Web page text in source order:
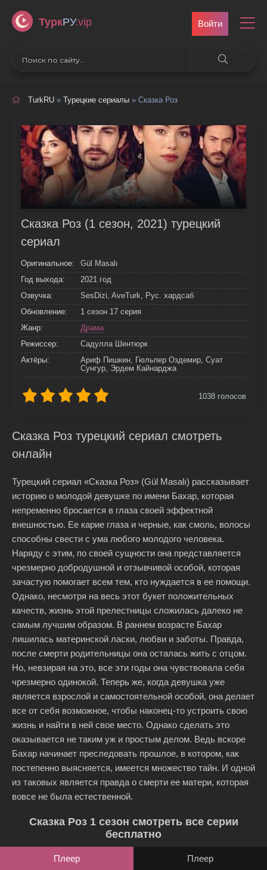
ТуркРУ.vip Войти
TurkRU » Турецкие сериалы » Сказка Роз
Сказка Роз (1 сезон, 2021) турецкий
сериал
Оригинальное:
Gül Masalı
Год выхода:
2021 год
Озвучка:
SesDizi, AveTurk, Рус. хардсаб
Обновление:
1 сезон 17 серия
Жанр:
Драма
Режиссер:
Садулла Шентюрк
Актёры:
Ариф Пишкин, Гюльпер Оздемир, Суат
Сунгур, Эрдем Кайнарджа
1038 голосов
Сказка Роз турецкий сериал смотреть
онлайн
Турецкий сериал «Сказка Роз» (Gül Masalı) рассказывает
историю о молодой девушке по имени Бахар, которая
непременно бросается в глаза своей эффектной
внешностью. Ее карие глаза и черные, как смоль, волосы
способны свести с ума любого молодого человека.
Наряду с этим, по своей сущности она представляется
чрезмерно добродушной и отзывчивой особой, которая
зачастую помогает всем тем, кто нуждается в ее помощи.
Однако, несмотря на весь этот букет положительных
качеств, жизнь этой прелестницы сложилась далеко не
самым лучшим образом. В раннем возрасте Бахар
лишилась материнской ласки, любви и заботы. Правда,
после смерти родительницы она осталась жить с отцом.
Но, невзирая на это, все эти годы она чувствовала себя
чрезмерно одинокой. Теперь же, когда девушка уже
является взрослой и самостоятельной особой, она делает
все от себя возможное, чтобы наконец-то устроить свою
жизнь и найти в ней свое место. Однако сделать это
оказывается не таким уж и простым делом. Ведь вскоре
Бахар начинает преследовать прошлое, в котором, как
постепенно выясняется, имеется множество тайн. И одной
из таковых является правда о смерти ее матери, которая
вовсе не была естественной.
Сказка Роз 1 сезон смотреть все серии
бесплатно
Плеер
Плеер